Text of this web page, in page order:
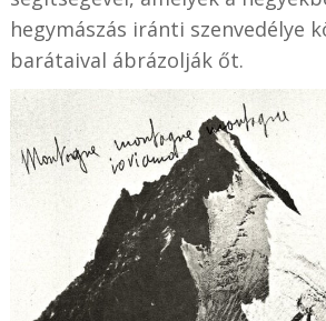
hegymászás iránti szenvedélye
barátaival ábrázolják őt.